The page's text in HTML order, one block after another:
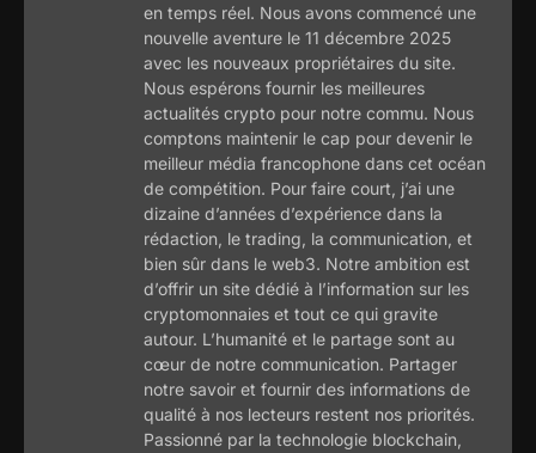
en temps réel. Nous avons commencé une
nouvelle aventure le 11 décembre 2025
avec les nouveaux propriétaires du site.
Nous espérons fournir les meilleures
actualités crypto pour notre commu. Nous
comptons maintenir le cap pour devenir le
meilleur média francophone dans cet océan
de compétition. Pour faire court, j’ai une
dizaine d’années d’expérience dans la
rédaction, le trading, la communication, et
bien sûr dans le web3. Notre ambition est
d’offrir un site dédié à l’information sur les
cryptomonnaies et tout ce qui gravite
autour. L’humanité et le partage sont au
cœur de notre communication. Partager
notre savoir et fournir des informations de
qualité à nos lecteurs restent nos priorités.
Passionné par la technologie blockchain,